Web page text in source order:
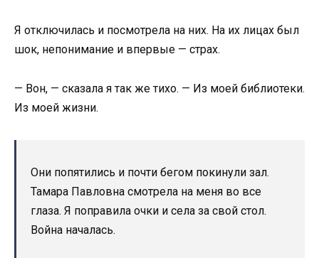
Я отключилась и посмотрела на них. На их лицах был
шок, непонимание и впервые — страх.
— Вон, — сказала я так же тихо. — Из моей библиотеки.
Из моей жизни.
Они попятились и почти бегом покинули зал.
Тамара Павловна смотрела на меня во все
глаза. Я поправила очки и села за свой стол.
Война началась.